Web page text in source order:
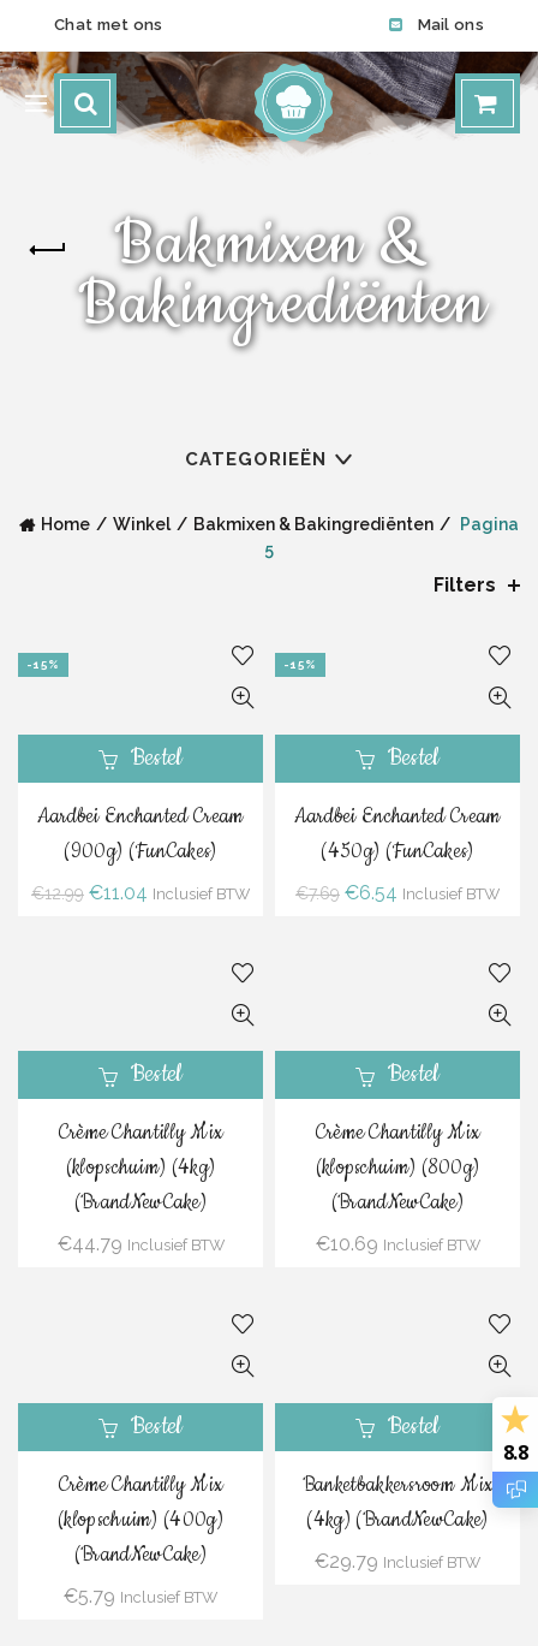
Chat met ons Mail ons
Bakmixen &
Bakingrediënten
CATEGORIEËN
Home Winkel Bakmixen & Bakingrediënten
Pagina
5
Filters
-15%
Bestel
Aardbei Enchanted Cream
(900g) (FunCakes)
€12.99 Oorspronkelijke
€11.04 Huidige
Inclusief BTW
-15%
Bestel
Aardbei Enchanted Cream
(450g) (FunCakes)
€7.69 Oorspronkelijke
€6.54 Huidige
Inclusief BTW
Bestel
Crème Chantilly Mix
(klopschuim) (4kg)
(BrandNewCake)
€44.79 Inclusief BTW
Bestel
Crème Chantilly Mix
(klopschuim) (800g)
(BrandNewCake)
€10.69 Inclusief BTW
Bestel
Crème Chantilly Mix
(klopschuim) (400g)
(BrandNewCake)
€5.79 Inclusief BTW
Bestel
Banketbakkersroom Mix
(4kg) (BrandNewCake)
€29.79 Inclusief BTW
8.8